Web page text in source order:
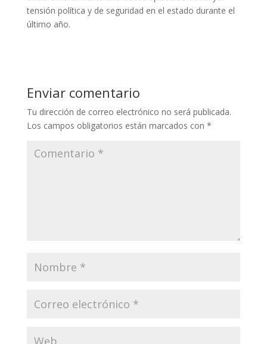
tensión política y de seguridad en el estado durante el
último año.
Enviar comentario
Tu dirección de correo electrónico no será publicada.
Los campos obligatorios están marcados con *